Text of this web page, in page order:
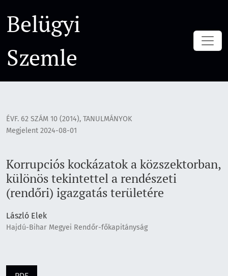
Belügyi
Szemle
ÉVF. 62 SZÁM 10 (2014), TANULMÁNYOK
Korrupciós kockázatok a közszektorban,
különös tekintettel a rendészeti
(rendőri) igazgatás területére
Megjelent 2024-08-01
László Elek
Hajdú-Bihar Megyei Rendőr-főkapitányság